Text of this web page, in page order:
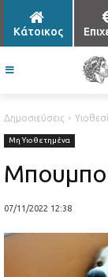
Κάτοικος
Δημοσιεύσεις
Μη Υιοθετημένα
07/11/2022 12:38